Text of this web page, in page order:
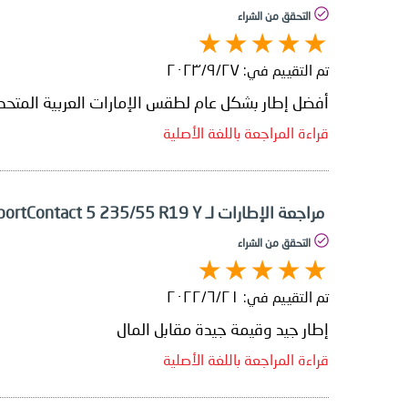
التحقق من الشراء
تم التقييم في: ٢٧‏/٩‏/٢٠٢٣
أفضل إطار بشكل عام لطقس الإمارات العربية
قراءة المراجعة باللغة الأصلية
مراجعة الإطارات لـ Continental ContiSportContact 5 235/55 R19 Y
التحقق من الشراء
تم التقييم في: ٢١‏/٦‏/٢٠٢٢
إطار جيد وقيمة جيدة مقابل المال
قراءة المراجعة باللغة الأصلية